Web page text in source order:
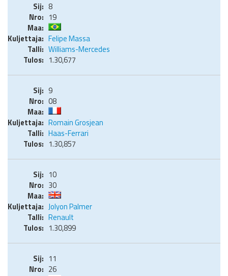
8
19
Felipe Massa
Williams-Mercedes
1.30,677
9
08
Romain Grosjean
Haas-Ferrari
1.30,857
10
30
Jolyon Palmer
Renault
1.30,899
11
26